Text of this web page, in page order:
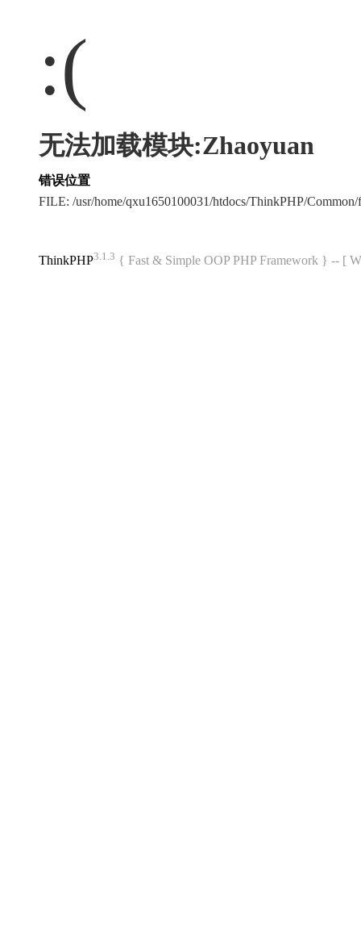
:(
无法加载模块:Zhaoyuan
错误位置
FILE: /usr/home/qxu1650100031/htdocs/ThinkPHP/
ThinkPHP3.1.3 { Fast & Simple OOP PHP Framework } -- [